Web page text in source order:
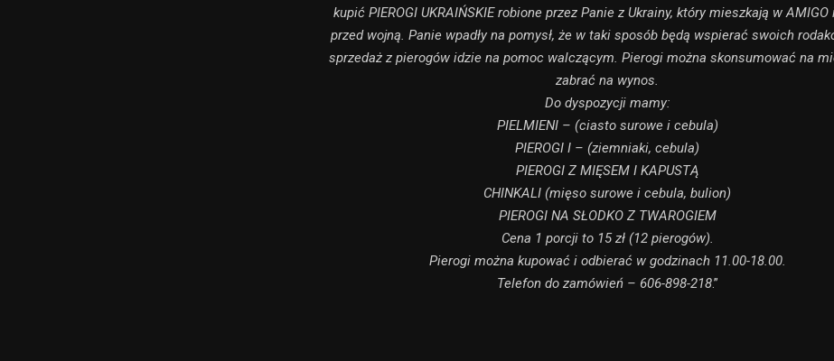
kupić PIEROGI UKRAIŃSKIE robione przez Panie z Ukrainy, który mieszkają w AMIGO
przed wojną. Panie wpadły na pomysł, że w taki sposób będą wspierać swoich
sprzedaż z pierogów idzie na pomoc walczącym. Pierogi można skonsumować na
zabrać na wynos.
Do dyspozycji mamy:
PIELMIENI – (ciasto surowe i cebula)
PIEROGI I – (ziemniaki, cebula)
PIEROGI Z MIĘSEM I KAPUSTĄ
CHINKALI (mięso surowe i cebula, bulion)
PIEROGI NA SŁODKO Z TWAROGIEM
Cena 1 porcji to 15 zł (12 pierogów).
Pierogi można kupować i odbierać w godzinach 11.00-18.00.
Telefon do zamówień – 606-898-218.”